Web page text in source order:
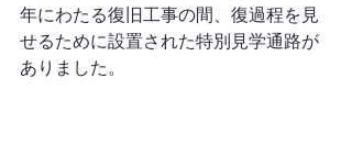
年にわたる復旧工事の間、復過程を見
せるために設置された特別見学通路が
ありました。